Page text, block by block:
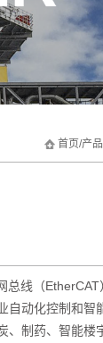
首页/产
线（EtherCAT
自动化控制和智
制药、智能楼